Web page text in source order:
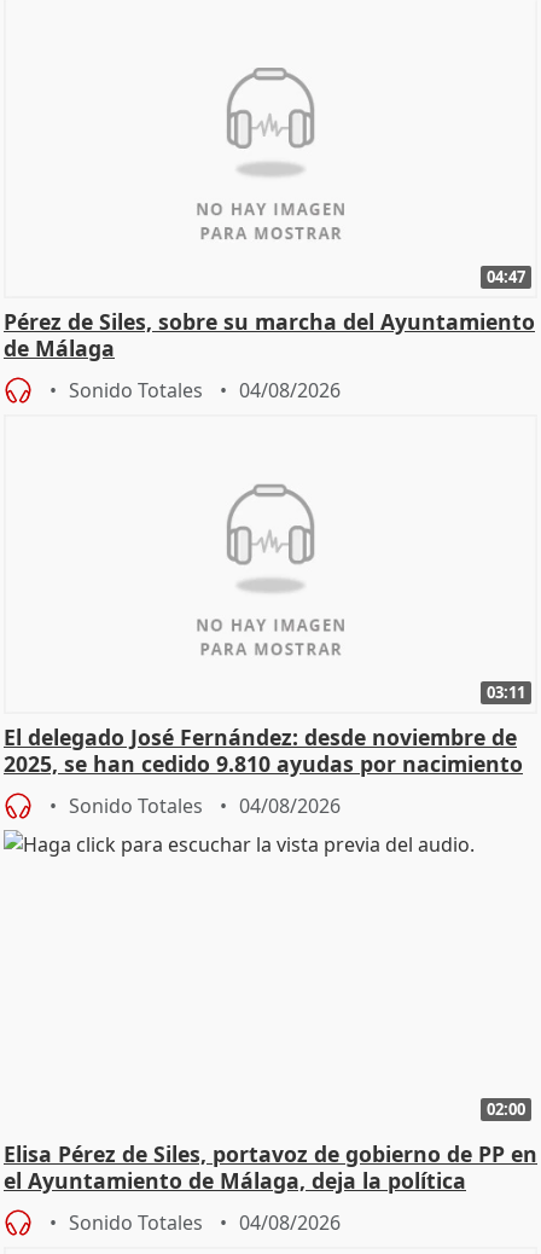
04:47
Pérez de Siles, sobre su marcha del Ayuntamiento
de Málaga
Sonido Totales 04/08/2026
03:11
El delegado José Fernández: desde noviembre de
2025, se han cedido 9.810 ayudas por nacimiento
Sonido Totales 04/08/2026
02:00
Elisa Pérez de Siles, portavoz de gobierno de PP en
el Ayuntamiento de Málaga, deja la política
Sonido Totales 04/08/2026